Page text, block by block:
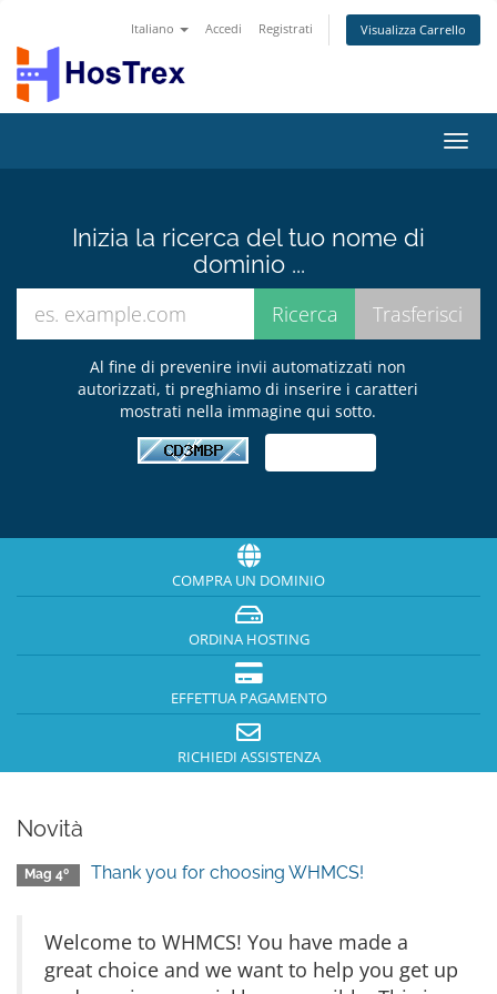
Italiano Accedi Registrati Visualizza Carrello
Attiva
Inizia la ricerca del tuo nome di
dominio ...
Al fine di prevenire invii automatizzati non
autorizzati, ti preghiamo di inserire i caratteri
mostrati nella immagine qui sotto.
COMPRA UN DOMINIO
ORDINA HOSTING
EFFETTUA PAGAMENTO
RICHIEDI ASSISTENZA
Novità
Mag 4º Thank you for choosing WHMCS!
Welcome to WHMCS! You have made a
great choice and we want to help you get up